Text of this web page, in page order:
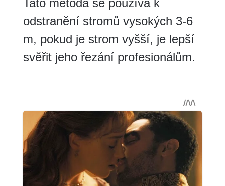
Tato metoda se používá k
odstranění stromů vysokých 3-6
m, pokud je strom vyšší, je lepší
svěřit jeho řezání profesionálům.